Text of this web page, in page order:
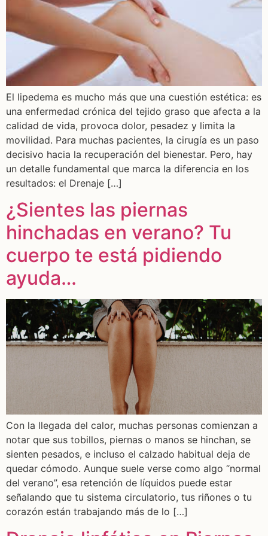
El lipedema es mucho más que una cuestión estética: es
una enfermedad crónica del tejido graso que afecta a la
calidad de vida, provoca dolor, pesadez y limita la
movilidad. Para muchas pacientes, la cirugía es un paso
decisivo hacia la recuperación del bienestar. Pero, hay
un detalle fundamental que marca la diferencia en los
resultados: el Drenaje […]
¿Sientes las piernas
hinchadas en verano? Tu
cuerpo te está pidiendo
ayuda…
Con la llegada del calor, muchas personas comienzan a
notar que sus tobillos, piernas o manos se hinchan, se
sienten pesados, e incluso el calzado habitual deja de
quedar cómodo. Aunque suele verse como algo “normal
del verano”, esa retención de líquidos puede estar
señalando que tu sistema circulatorio, tus riñones o tu
corazón están trabajando más de lo […]